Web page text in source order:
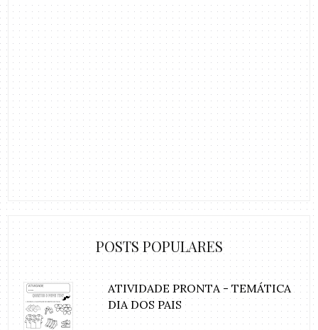
POSTS POPULARES
ATIVIDADE PRONTA - TEMÁTICA
DIA DOS PAIS